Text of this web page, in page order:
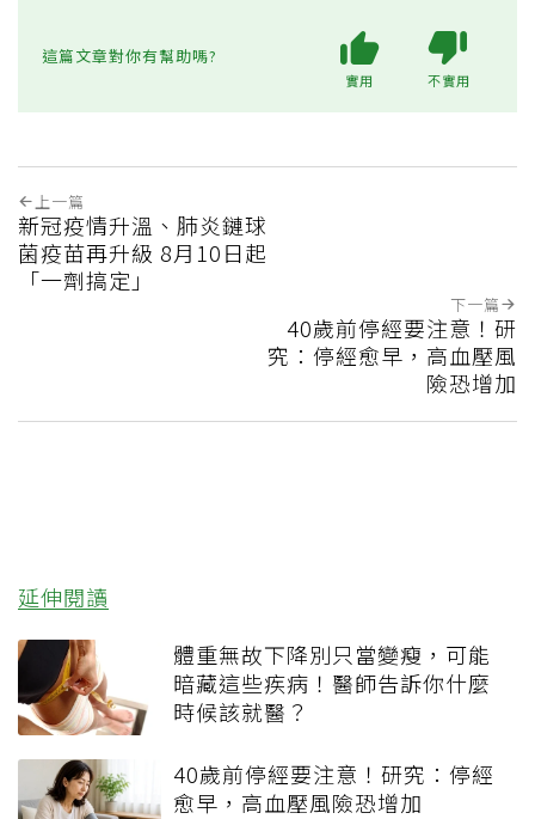
這篇文章對你有幫助嗎?
實用 不實用
上一篇
新冠疫情升溫、肺炎鏈球
菌疫苗再升級 8月10日起
「一劑搞定」
下一篇
40歲前停經要注意！研
究：停經愈早，高血壓風
險恐增加
延伸閱讀
體重無故下降別只當變瘦，可能
暗藏這些疾病！醫師告訴你什麼
時候該就醫？
40歲前停經要注意！研究：停經
愈早，高血壓風險恐增加